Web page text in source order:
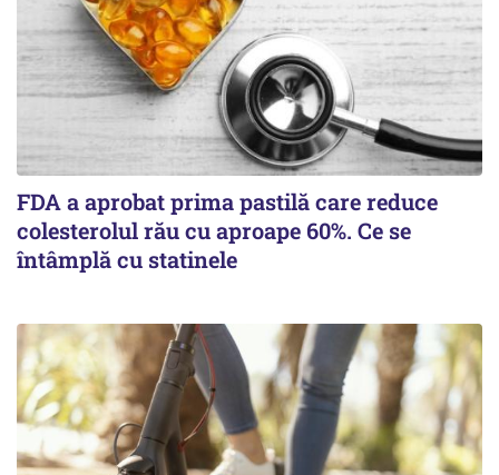
FDA a aprobat prima pastilă care reduce
colesterolul rău cu aproape 60%. Ce se
întâmplă cu statinele